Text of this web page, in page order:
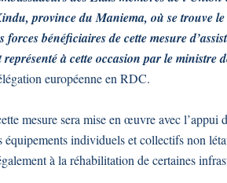
province du Maniema, où se trouve
forces bénéficiaires de cette mesure
représenté à cette occasion par le
européenne en RDC.
mesure sera mise en œuvre avec
équipements individuels et collectifs non
à la réhabilitation de certaines